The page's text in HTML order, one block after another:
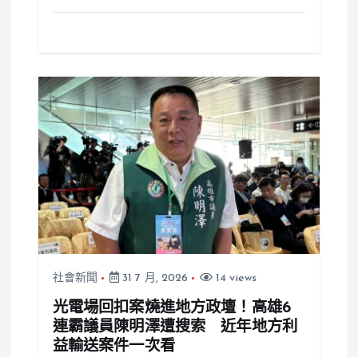
社會新聞 31 7 月, 2026 14 views
光電場回扣案燒進地方政壇！高雄6
連霸議員陳明澤遭搜索 近年地方利
益輸送案件一次看